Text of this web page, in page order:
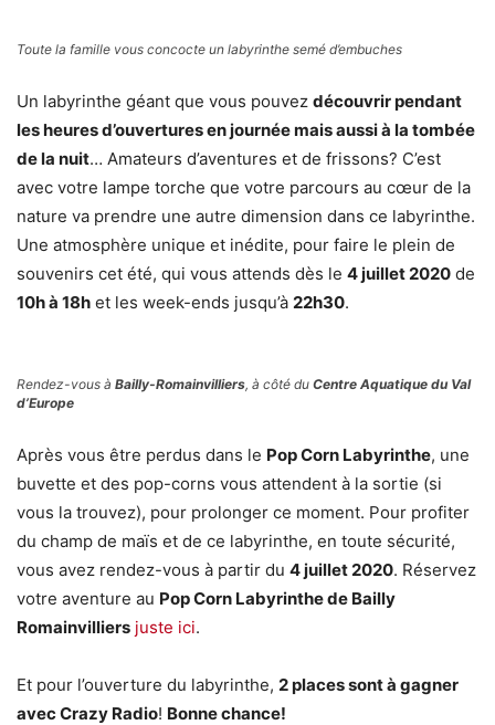
Toute la famille vous concocte un labyrinthe semé d’embuches
Un labyrinthe géant que vous pouvez découvrir pendant
les heures d’ouvertures en journée mais aussi à la tombée
de la nuit… Amateurs d’aventures et de frissons? C’est
avec votre lampe torche que votre parcours au cœur de la
nature va prendre une autre dimension dans ce labyrinthe.
Une atmosphère unique et inédite, pour faire le plein de
souvenirs cet été, qui vous attends dès le 4 juillet 2020 de
10h à 18h et les week-ends jusqu’à 22h30.
Rendez-vous à Bailly-Romainvilliers, à côté du Centre Aquatique du Val
d’Europe
Après vous être perdus dans le Pop Corn Labyrinthe, une
buvette et des pop-corns vous attendent à la sortie (si
vous la trouvez), pour prolonger ce moment. Pour profiter
du champ de maïs et de ce labyrinthe, en toute sécurité,
vous avez rendez-vous à partir du 4 juillet 2020. Réservez
votre aventure au Pop Corn Labyrinthe de Bailly
Romainvilliers juste ici.
Et pour l’ouverture du labyrinthe, 2 places sont à gagner
avec Crazy Radio! Bonne chance!